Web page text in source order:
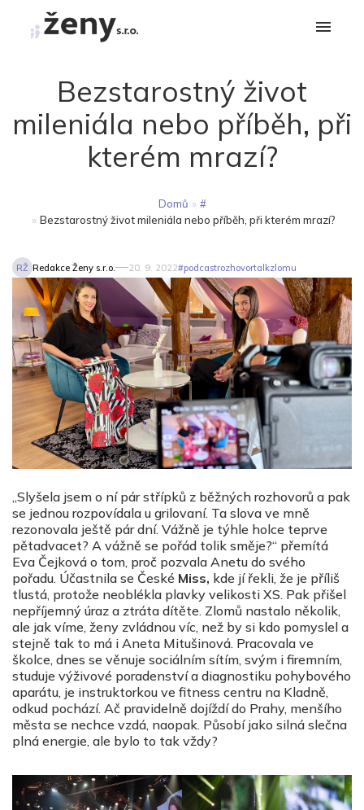
Bezstarostný život
mileniála nebo příběh, při
kterém mrazí?
Domů » #
» Bezstarostný život mileniála nebo příběh, při kterém mrazí?
RŽ Redakce Ženy s.r.o. 20. 9. 2022#podcastrozhovortalkzlomu
„Slyšela jsem o ní pár střípků z běžných rozhovorů a pak
se jednou rozpovídala u grilovaní. Ta slova ve mně
rezonovala ještě pár dní. Vážně je týhle holce teprve
pětadvacet? A vážně se pořád tolik směje?“ přemítá
Eva Čejková o tom, proč pozvala Anetu do svého
pořadu. Účastnila se České Miss, kde jí řekli, že je příliš
tlustá, protože neoblékla plavky velikosti XS. Pak přišel
nepříjemný úraz a ztráta dítěte. Zlomů nastalo několik,
ale jak víme, ženy zvládnou víc, než by si kdo pomyslel a
stejně tak to má i Aneta Mitušinová. Pracovala ve
školce, dnes se věnuje sociálním sítím, svým i firemním,
studuje výživové poradenství a diagnostiku pohybového
aparátu, je instruktorkou ve fitness centru na Kladně,
odkud pochází. Ač pravidelně dojíždí do Prahy, menšího
města se nechce vzdá, naopak. Působí jako silná slečna
plná energie, ale bylo to tak vždy?